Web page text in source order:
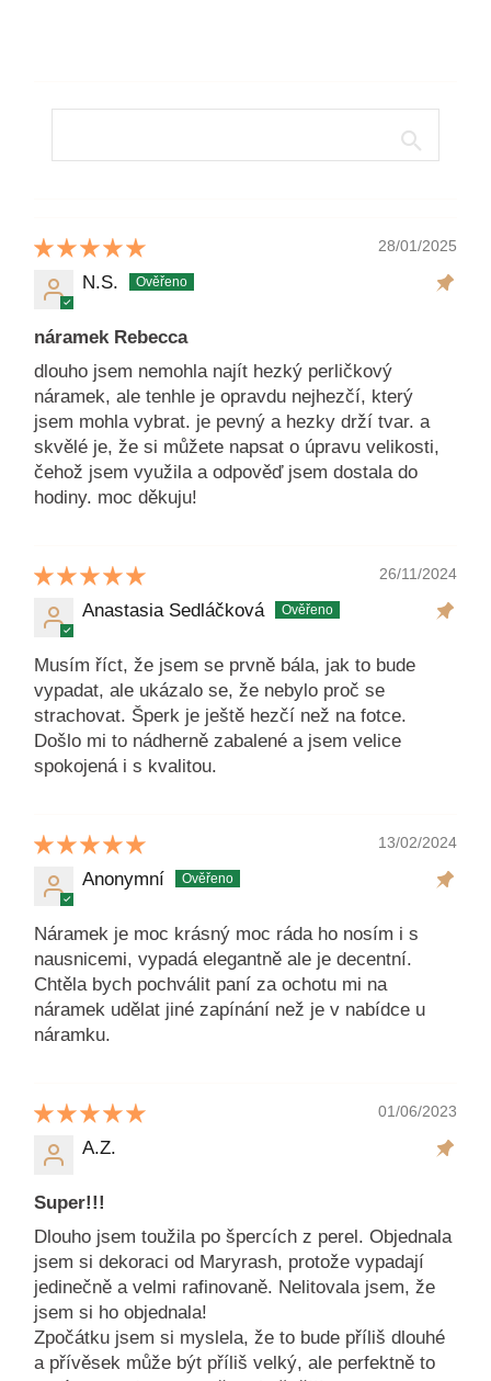
28/01/2025
N.S.
náramek Rebecca
dlouho jsem nemohla najít hezký perličkový
náramek, ale tenhle je opravdu nejhezčí, který
jsem mohla vybrat. je pevný a hezky drží tvar. a
skvělé je, že si můžete napsat o úpravu velikosti,
čehož jsem využila a odpověď jsem dostala do
hodiny. moc děkuju!
26/11/2024
Anastasia Sedláčková
Musím říct, že jsem se prvně bála, jak to bude
vypadat, ale ukázalo se, že nebylo proč se
strachovat. Šperk je ještě hezčí než na fotce.
Došlo mi to nádherně zabalené a jsem velice
spokojená i s kvalitou.
13/02/2024
Anonymní
Náramek je moc krásný moc ráda ho nosím i s
nausnicemi, vypadá elegantně ale je decentní.
Chtěla bych pochválit paní za ochotu mi na
náramek udělat jiné zapínání než je v nabídce u
náramku.
01/06/2023
A.Z.
Super!!!
Dlouho jsem toužila po špercích z perel. Objednala
jsem si dekoraci od Maryrash, protože vypadají
jedinečně a velmi rafinovaně. Nelitovala jsem, že
jsem si ho objednala!
Zpočátku jsem si myslela, že to bude příliš dlouhé
a přívěsek může být příliš velký, ale perfektně to